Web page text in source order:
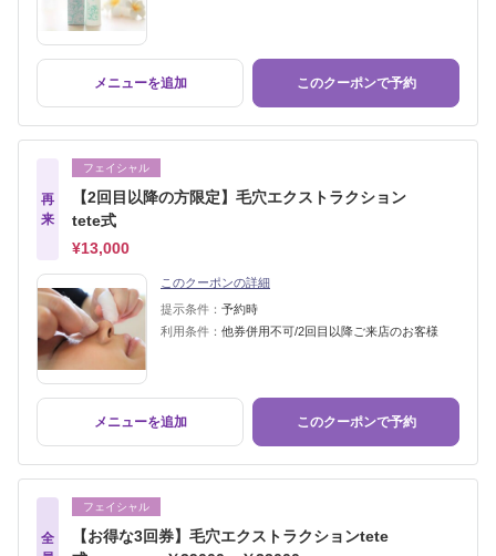
メニューを追加 このクーポンで予約
再
来
フェイシャル
【2回目以降の方限定】毛穴エクストラクション
tete式
¥13,000
このクーポンの詳細
提示条件： 予約時
利用条件： 他券併用不可/2回目以降ご来店のお客様
メニューを追加 このクーポンで予約
全
フェイシャル
【お得な3回券】毛穴エクストラクションtete